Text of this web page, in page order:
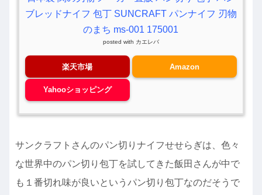
ブレッドナイフ 包丁 SUNCRAFT パンナイフ 刃物
のまち ms-001 175001
posted with カエレバ
楽天市場 Amazon
Yahooショッピング
サンクラフトさんのパン切りナイフせせらぎは、色々
な世界中のパン切り包丁を試してきた飯田さんが中で
も１番切れ味が良いというパン切り包丁なのだそうで